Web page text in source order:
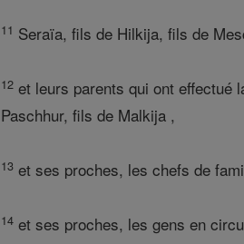
11 Seraïa, fils de Hilkija, fils de
12 et leurs parents qui ont effectué
Paschhur, fils de Malkija ,
13 et ses proches, les chefs de
14 et ses proches, les gens en